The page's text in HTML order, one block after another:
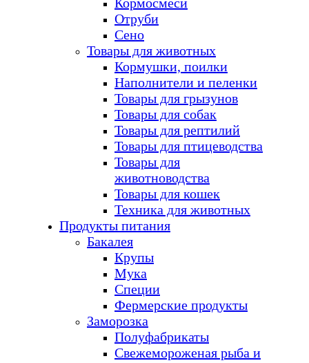
Отруби
Сено
Товары для животных
Кормушки, поилки
Наполнители и пеленки
Товары для грызунов
Товары для собак
Товары для рептилий
Товары для птицеводства
Товары для
животноводства
Товары для кошек
Техника для животных
Продукты питания
Бакалея
Крупы
Мука
Специи
Фермерские продукты
Заморозка
Полуфабрикаты
Свежемороженая рыба и